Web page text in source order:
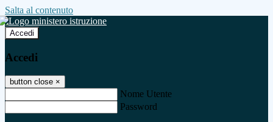
Salta al contenuto
Accedi
Accedi
button close ×
Nome Utente
Password